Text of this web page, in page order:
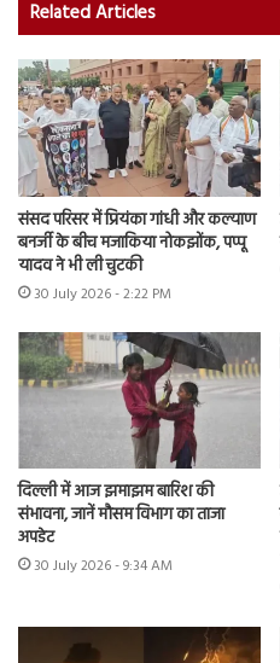
Related Articles
संसद परिसर में प्रियंका गांधी और कल्याण
बनर्जी के बीच मजाकिया नोकझोंक, पप्पू
यादव ने भी ली चुटकी
30 July 2026 - 2:22 PM
दिल्ली में आज झमाझम बारिश की
संभावना, जानें मौसम विभाग का ताजा
अपडेट
30 July 2026 - 9:34 AM